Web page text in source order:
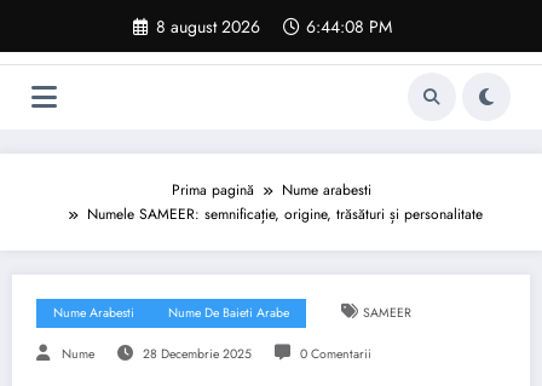
conținut
8 august 2026 6:44:09 PM
Prima pagină
Nume arabesti
Numele SAMEER: semnificație, origine, trăsături și personalitate
Nume Arabesti Nume De Baieti Arabe SAMEER
Nume 28 Decembrie 2025 0 Comentarii